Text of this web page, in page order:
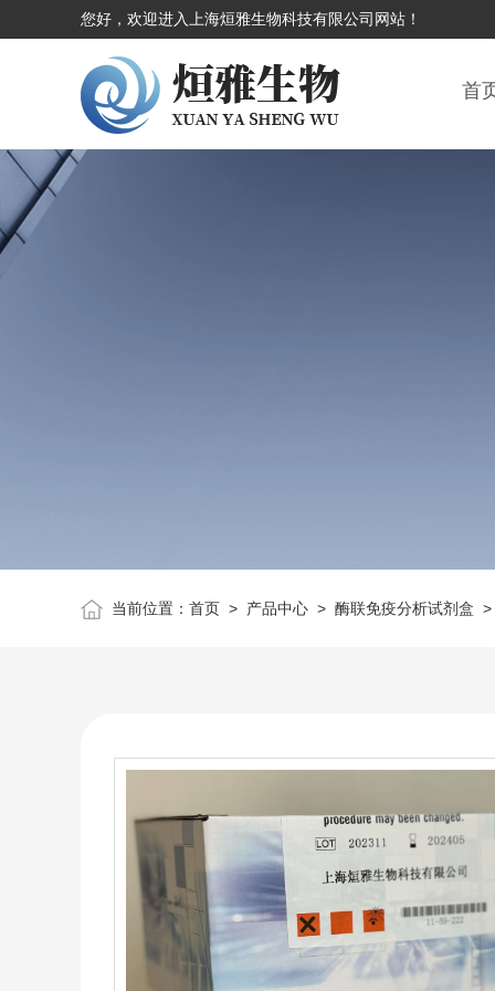
您好，欢迎进入上海烜雅生物科技有限公司网站！
首
当前位置： 首页> 产品中心> 酶联免疫分析试剂盒